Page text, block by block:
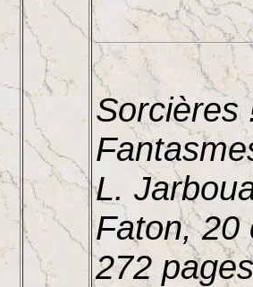
Sorcières
L.
Faton, 20
272